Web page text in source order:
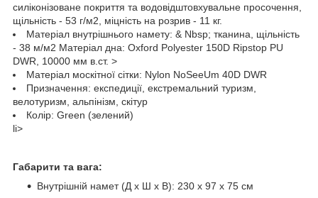
силіконізоване покриття та водовідштовхувальне просочення,
щільність - 53 г/м2, міцність на розрив - 11 кг.
Матеріал внутрішнього намету: & Nbsp; тканина, щільність
- 38 м/м2 Матеріал дна: Oxford Polyester 150D Ripstop PU
DWR, 10000 мм в.ст. >
Матеріал москітної сітки: Nylon NoSeeUm 40D DWR
Призначення: експедиції, екстремальний туризм,
велотуризм, альпінізм, скітур
Колір: Green (зелений)
li>
Габарити та вага:
Внутрішній намет (Д х Ш х В): 230 х 97 х 75 см